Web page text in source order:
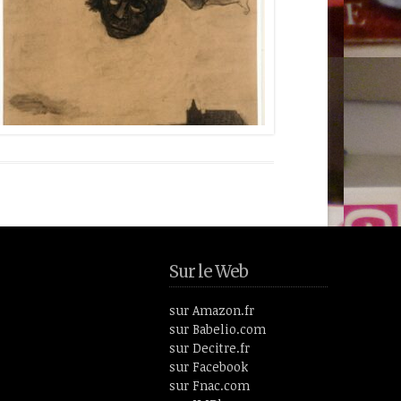
Sur le Web
sur Amazon.fr
sur Babelio.com
sur Decitre.fr
sur Facebook
sur Fnac.com